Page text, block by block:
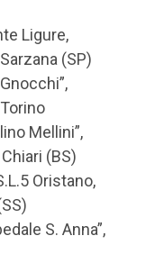
Ligure,
(SP)
Mellini”,
(BS)
Oristano,
S. Anna”,